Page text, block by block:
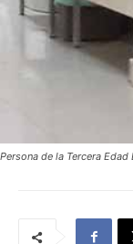
Persona de la Tercera